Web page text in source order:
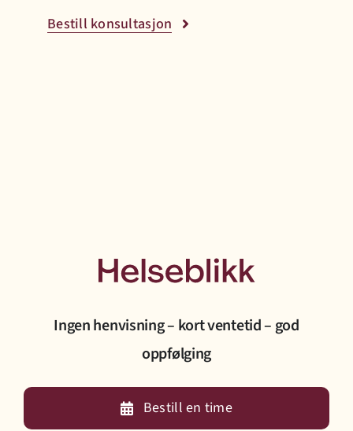
Bestill konsultasjon
Ingen henvisning – kort ventetid – god
oppfølging
Bestill en time